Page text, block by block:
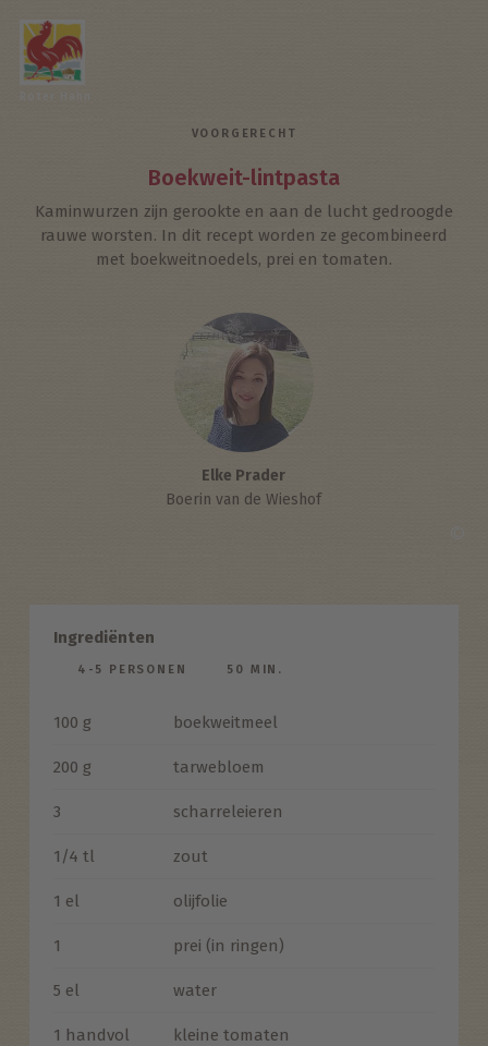
VOORGERECHT
Boekweit-lintpasta
Kaminwurzen zijn gerookte en aan de lucht gedroogde
rauwe worsten. In dit recept worden ze gecombineerd
met boekweitnoedels, prei en tomaten.
Elke Prader
Boerin van de Wieshof
Ingrediënten
4-5 PERSONEN 50 MIN.
100 g boekweitmeel
200 g tarwebloem
3 scharreleieren
1/4 tl zout
1 el olijfolie
1 prei (in ringen)
5 el water
1 handvol kleine tomaten